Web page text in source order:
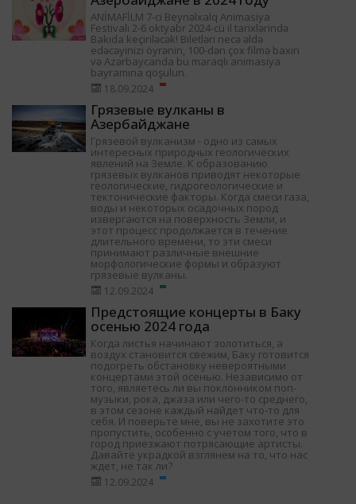
ANİMAFİLM 7-ci Beynəlxalq Animasiya
Festivalı 2-6 oktyabr 2024-cü il tarixlərində
Bakıda keçiriləcək! Biletləri necə əldə
edəcəyinizi öyrənin, 100-dən çox filmə baxın
və Azərbaycanda bu maraqlı animasiya
bayramına qoşulun.
18.09.2024
Грязевые вулканы в
Азербайджане
Грязевой вулканизм - одно из самых
интересных природных геологических
явлений на Земле. К образованию
грязевых вулканов приводят некоторые
геологические, гидрогеологические и
тектонические факторы. Когда смеси газа,
воды и некоторых осадочных пород
извергаются на поверхность Земли, и
этот процесс продолжается в течение
длительного времени, то эти смеси
принимают различные внешние
морфологические формы и образуют
грязевые вулканы.
12.09.2024
Предстоящие концерты в Баку
осенью 2024 года
Когда листья начинают золотиться, а
воздух становится свежим, Баку готовится
подогреть обстановку невероятными
концертами этой осенью. Независимо от
того, являетесь ли вы поклонником поп-
музыки, рока, джаза или чего-то среднего,
в этом сезоне каждый найдет что-то для
себя. И поверьте мне, вы не захотите это
пропустить, особенно с учетом того, что в
город приезжают потрясающие артисты.
Давайте украдкой взглянем на то, что нас
ждет, не так ли?
12.09.2024